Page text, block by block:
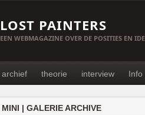
LOST PAINTERS
EEN WEBMAGAZINE OVER DE POSITIES EN
archief theorie interview Info
MINI | GALERIE ARCHIVE